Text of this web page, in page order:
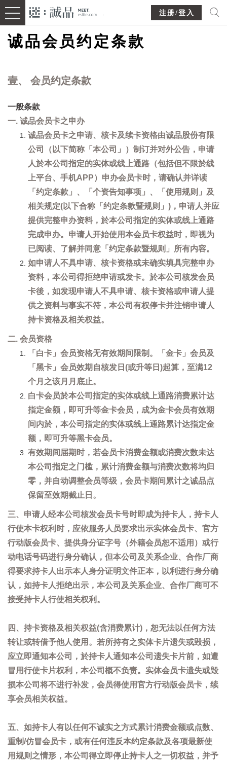
注册/登入
诚品会员约定条款
壹、 会员约定条款
一般条款
一. 诚品会员卡之申办
诚品会员卡之申请、核卡及续卡资格由诚品股份有限
公司（以下简称「本公司」）制订并对外公告，申请
人於本公司指定的实体或线上通路（包括但不限於线
上平台、手机APP）申办会员卡时，请确认并详读
「约定条款」、「个资告知事项」、「使用规则」及
相关规定(以下合称「约定条款暨规则」)，申请人并应
提供完整申办资料，於本公司指定的实体或线上通路
完成申办。申请人开始使用本会员卡权益时，即视为
已阅读、了解并同意「约定条款暨规则」所有内容。
如申请人不具申请、核卡资格或未确实填具完整申办
资料，本公司得拒绝申请或发卡。於本公司核发会员
卡後，如发现申请人不具申请、核卡资格或申请人提
供之资料与事实不符，本公司有权停卡并注销申请人
持卡资格及相关权益。
二. 会员资格
「白卡」会员资格无有效期间限制。「金卡」会员及
「黑卡」会员效期自核发日(或升等日)起算，至满12
个月之该月月底止。
白卡会员於本公司指定的实体或线上通路消费累计达
指定金额，即可升等金卡会员，成为金卡会员有效期
间内於，本公司指定的实体或线上通路累计达指定金
额，即可升等黑卡会员。
有效期间届期时，若会员卡消费金额或消费次数未达
本公司指定之门槛，累计消费金额与消费次数将均归
零，并自动调整会员等级，会员卡期间累计之诚品点
保留至效期截止日。
三、申请人经本公司核发会员卡号时即成为持卡人，持卡人
行使本卡权利时，应依服务人员要求出示实体会员卡、官方
行动版会员卡、提供身分证字号（外籍会员恕不适用）或行
动电话号码进行身分确认，但本公司及关系企业、合作厂商
得要求持卡人出示本人身分证明文件正本，以利进行身分确
认，如持卡人拒绝出示，本公司及关系企业、合作厂商可不
接受持卡人行使相关权利。
四、持卡资格及相关权益(含消费累计)，恕无法以任何方法
转让或转借予他人使用。若所持有之实体卡片遗失或毁损，
应立即通知本公司，於持卡人通知本公司遗失卡片前，如遭
冒用行使卡片权利，本公司概不负责。实体会员卡遗失或毁
损本公司将不进行补发，会员得使用官方行动版会员卡，续
享会员相关权益。
五、如持卡人有以任何不诚实之方式累计消费金额或点数、
重制/仿冒会员卡，或有任何违反本约定条款及各项最新使
用规则之情形，本公司得立即停止持卡人之一切权益，并予